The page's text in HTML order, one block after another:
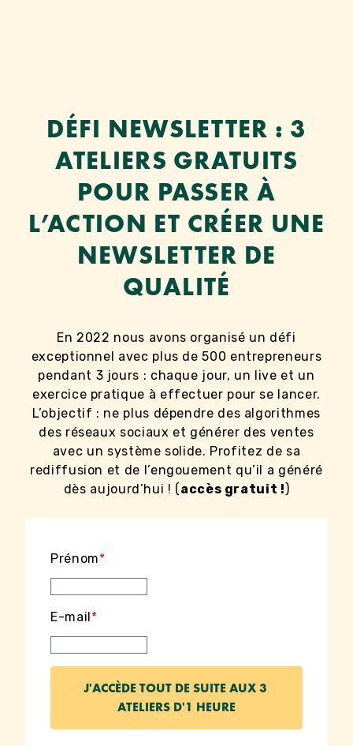
DÉFI NEWSLETTER : 3
ATELIERS GRATUITS
POUR PASSER À
L’ACTION ET CRÉER UNE
NEWSLETTER DE
QUALITÉ
En 2022 nous avons organisé un défi
exceptionnel avec plus de 500 entrepreneurs
pendant 3 jours : chaque jour, un live et un
exercice pratique à effectuer pour se lancer.
L’objectif : ne plus dépendre des algorithmes
des réseaux sociaux et générer des ventes
avec un système solide. Profitez de sa
rediffusion et de l’engouement qu’il a généré
dès aujourd’hui ! (accès gratuit !)
Prénom*
E-mail*